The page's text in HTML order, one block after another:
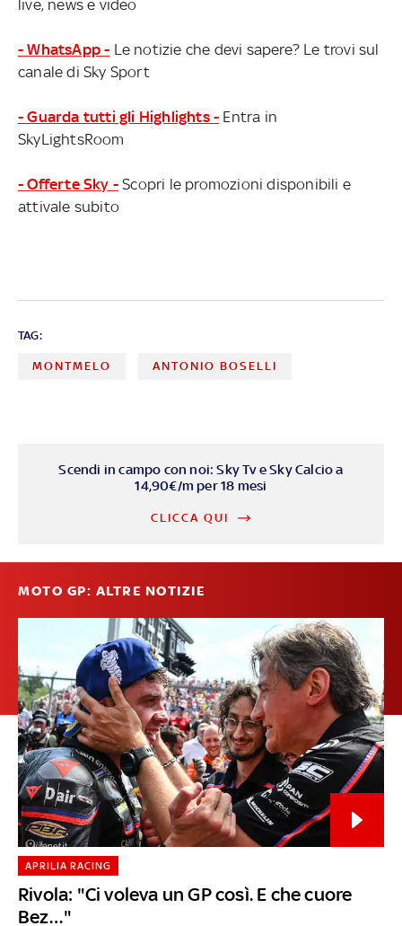
live, news e video
- WhatsApp - Le notizie che devi sapere? Le trovi sul
canale di Sky Sport
- Guarda tutti gli Highlights - Entra in
SkyLightsRoom
- Offerte Sky - Scopri le promozioni disponibili e
attivale subito
TAG:
MONTMELO ANTONIO BOSELLI
Scendi in campo con noi: Sky Tv e Sky Calcio a
14,90€/m per 18 mesi
CLICCA QUI
MOTO GP: ALTRE NOTIZIE
Rivola: "Ci voleva un GP così. E che cuore
Bez…"
APRILIA RACING